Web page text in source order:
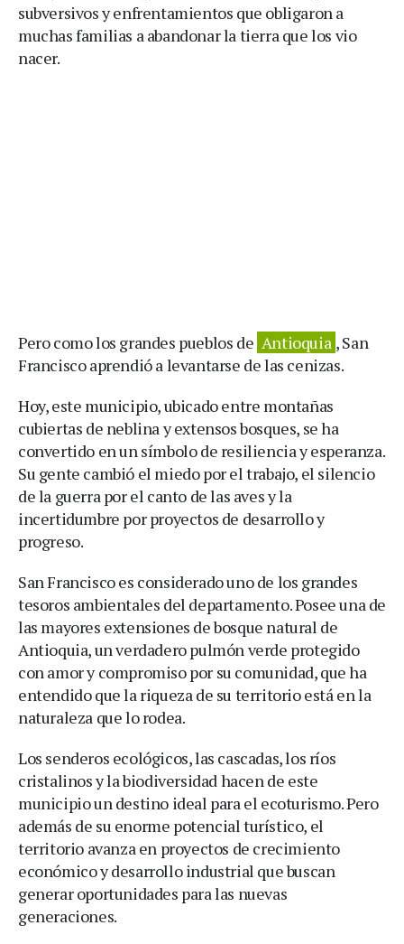
subversivos y enfrentamientos que obligaron a
muchas familias a abandonar la tierra que los vio
nacer.
Pero como los grandes pueblos de Antioquia , San
Francisco aprendió a levantarse de las cenizas.
Hoy, este municipio, ubicado entre montañas
cubiertas de neblina y extensos bosques, se ha
convertido en un símbolo de resiliencia y esperanza.
Su gente cambió el miedo por el trabajo, el silencio
de la guerra por el canto de las aves y la
incertidumbre por proyectos de desarrollo y
progreso.
San Francisco es considerado uno de los grandes
tesoros ambientales del departamento. Posee una de
las mayores extensiones de bosque natural de
Antioquia, un verdadero pulmón verde protegido
con amor y compromiso por su comunidad, que ha
entendido que la riqueza de su territorio está en la
naturaleza que lo rodea.
Los senderos ecológicos, las cascadas, los ríos
cristalinos y la biodiversidad hacen de este
municipio un destino ideal para el ecoturismo. Pero
además de su enorme potencial turístico, el
territorio avanza en proyectos de crecimiento
económico y desarrollo industrial que buscan
generar oportunidades para las nuevas
generaciones.